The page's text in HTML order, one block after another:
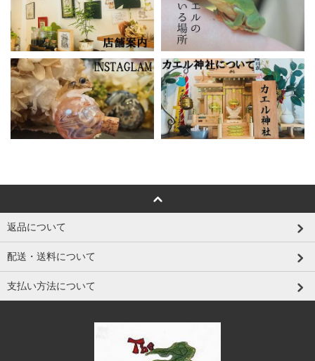
返品について
配送・送料について
支払い方法について